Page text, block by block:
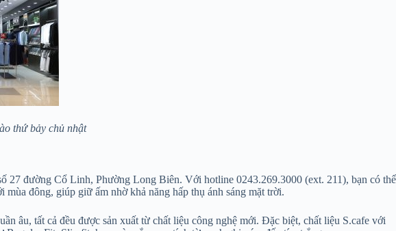
thứ bảy chủ nhật
đường Cổ Linh, Phường Long Biên. Với hotline 0243.269.3000 (ext. 211), bạn có thể
đông, giúp giữ ấm nhờ khả năng hấp thụ ánh sáng mặt trời.
âu, tất cả đều được sản xuất từ chất liệu công nghệ mới. Đặc biệt, chất liệu S.cafe với